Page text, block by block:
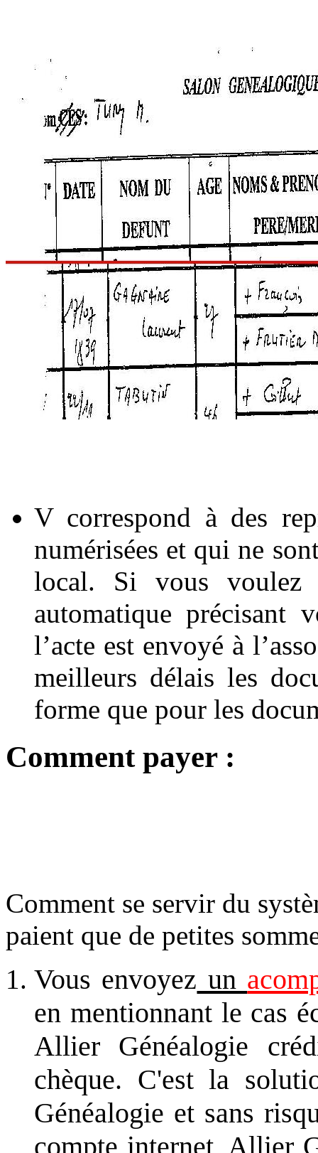
V correspond à des
numérisées et qui ne
local. Si vous voulez
automatique précisant
l’acte est envoyé à
meilleurs délais les
forme que pour les
Comment payer:
Comment se servir du
paient que de petites
Vous envoyez un
en mentionnant le cas
Allier Généalogie
chèque. C'est la
Généalogie et sans
compte internet, Allier